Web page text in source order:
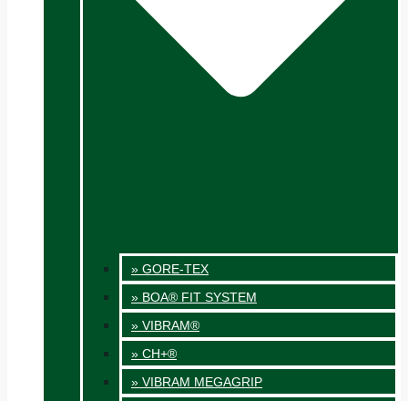
» GORE-TEX
» BOA® FIT SYSTEM
» VIBRAM®
» CH+®
» VIBRAM MEGAGRIP